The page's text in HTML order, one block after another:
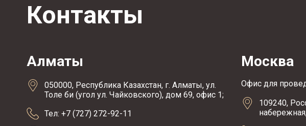
Контакты
Алматы
050000, Республика Казахстан, г. Алматы, ул.
Толе би (угол ул. Чайковского), дом 69, офис 1;
Тел: +7 (727) 272-92-11
Москва
Офис для
109240,